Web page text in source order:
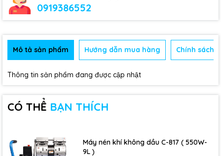
0919386552
Mô tả sản phẩm Hướng dẫn mua hàng Chính sách
Thông tin sản phẩm đang được cập nhật
CÓ THỂ BẠN THÍCH
Máy nén khí không dầu C-817 ( 550W-
9L )